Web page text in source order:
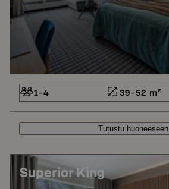
1-4 39-52 m²
Tutustu huoneeseen
Superior King